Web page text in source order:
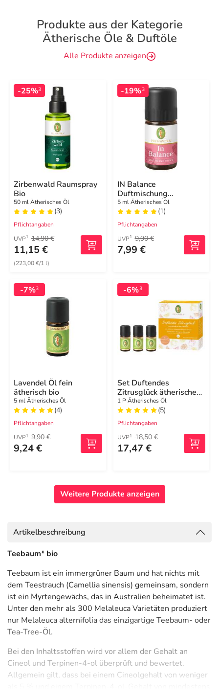
Produkte aus der Kategorie
Ätherische Öle & Duftöle
Alle Produkte anzeigen
-25%3
Zirbenwald Raumspray
Bio
50 ml Ätherisches Öl
(3)
Pflichtangaben
UVP1 14,90 €
11,15 €
(223,00 €/1 l)
-19%3
IN Balance
Duftmischung
ätherisches Öl
5 ml Ätherisches Öl
(1)
Pflichtangaben
UVP1 9,90 €
7,99 €
-7%3
Lavendel Öl fein
ätherisch bio
5 ml Ätherisches Öl
(4)
Pflichtangaben
UVP1 9,90 €
9,24 €
-6%3
Set Duftendes
Zitrusglück ätherisches
Öl
1 P Ätherisches Öl
(5)
Pflichtangaben
UVP1 18,50 €
17,47 €
Weitere Produkte anzeigen
Artikelbeschreibung
Teebaum* bio
Teebaum ist ein immergrüner Baum und hat nichts mit
dem Teestrauch (Camellia sinensis) gemeinsam, sondern
ist ein Myrtengewächs, das in Australien beheimatet ist.
Unter den mehr als 300 Melaleuca Varietäten produziert
nur Melaleuca alternifolia das einzigartige Teebaum- oder
Tea-Tree-Öl.
Bei den Inhaltsstoffen wird vor allem der Gehalt an
Cineol und Terpinen-4-ol überprüft und bewertet.
Allgemein gilt, dass bei einem Cineolgehalt von weniger